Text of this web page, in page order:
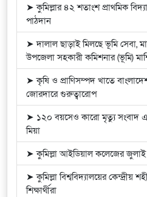
➤ কুমিল্লার ৪২ শতাংশ প্রাথমিক
পাঠদান
➤ দালাল ছাড়াই মিলছে ভূমি সেবা,
উপজেলা সহকারী কমিশনার (ভূমি)
➤ কৃষি ও প্রাণিসম্পদ খাতে
জোরদারে গুরুত্বারোপ
➤ ১২০ বয়সেও কারো মৃত্যু সংবাদ
মিয়া
➤ কুমিল্লা আইডিয়াল কলেজের
➤ কুমিল্লা বিশ্ববিদ্যালয়ের কেন্দ্রীয়
শিক্ষার্থীরা